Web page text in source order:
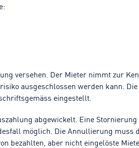
versehen. Der Mieter nimmt zur
ausgeschlossen werden kann.
eingestellt.
abgewickelt. Eine
möglich. Die Annullierung
bezahlten, aber nicht eingelöste